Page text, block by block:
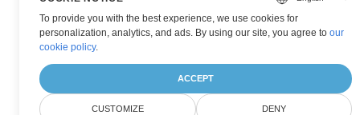
To provide you with the best experience, we use cookies for
personalization, analytics, and ads. By using our site, you agree toour
cookie policy.
ACCEPT
CUSTOMIZE DENY